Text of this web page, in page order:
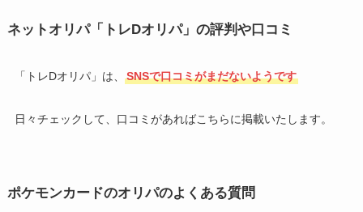
ネットオリパ「トレDオリパ」の評判や口コミ
「トレDオリパ」は、 SNSで口コミがまだないようです
日々チェックして、口コミがあればこちらに掲載いたします。
ポケモンカードのオリパのよくある質問